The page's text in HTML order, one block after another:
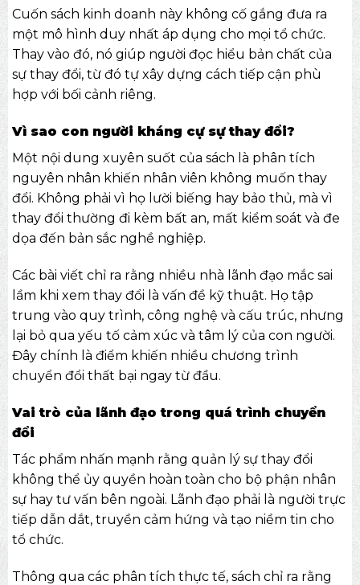
Cuốn sách kinh doanh này không cố gắng đưa ra
một mô hình duy nhất áp dụng cho mọi tổ chức.
Thay vào đó, nó giúp người đọc hiểu bản chất của
sự thay đổi, từ đó tự xây dựng cách tiếp cận phù
hợp với bối cảnh riêng.
Vì sao con người kháng cự sự thay đổi?
Một nội dung xuyên suốt của sách là phân tích
nguyên nhân khiến nhân viên không muốn thay
đổi. Không phải vì họ lười biếng hay bảo thủ, mà vì
thay đổi thường đi kèm bất an, mất kiểm soát và đe
dọa đến bản sắc nghề nghiệp.
Các bài viết chỉ ra rằng nhiều nhà lãnh đạo mắc sai
lầm khi xem thay đổi là vấn đề kỹ thuật. Họ tập
trung vào quy trình, công nghệ và cấu trúc, nhưng
lại bỏ qua yếu tố cảm xúc và tâm lý của con người.
Đây chính là điểm khiến nhiều chương trình
chuyển đổi thất bại ngay từ đầu.
Vai trò của lãnh đạo trong quá trình chuyển
đổi
Tác phẩm nhấn mạnh rằng quản lý sự thay đổi
không thể ủy quyền hoàn toàn cho bộ phận nhân
sự hay tư vấn bên ngoài. Lãnh đạo phải là người trực
tiếp dẫn dắt, truyền cảm hứng và tạo niềm tin cho
tổ chức.
Thông qua các phân tích thực tế, sách chỉ ra rằng